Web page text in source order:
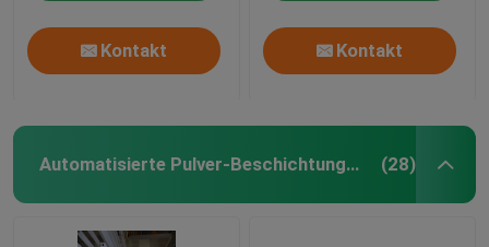
Kontakt Kontakt
Automatisierte Pulver-Beschichtungs-Linie (28)